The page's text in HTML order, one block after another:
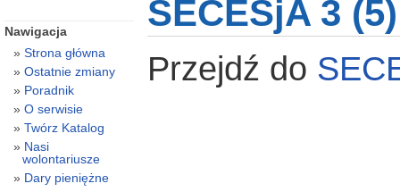
SECESjA 3
Przejdź do
Nawigacja
Strona główna
Ostatnie zmiany
Poradnik
O serwisie
Twórz Katalog
Nasi
wolontariusze
Dary pieniężne